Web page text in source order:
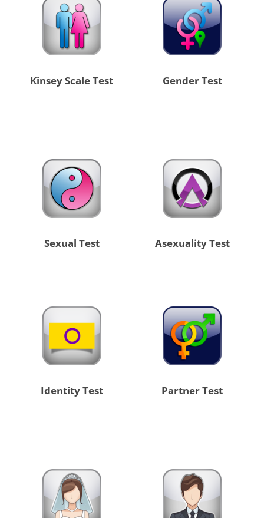
Kinsey Scale Test Gender Test
Sexual Test Asexuality Test
Identity Test Partner Test